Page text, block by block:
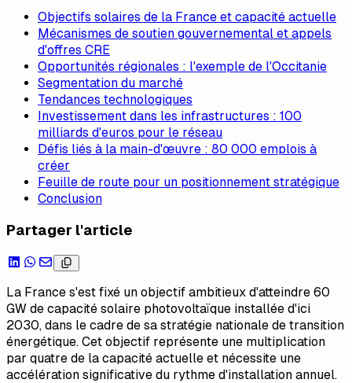
Objectifs solaires de la France et capacité actuelle
Mécanismes de soutien gouvernemental et appels
d'offres CRE
Opportunités régionales : l'exemple de l'Occitanie
Segmentation du marché
Tendances technologiques
Investissement dans les infrastructures : 100
milliards d'euros pour le réseau
Défis liés à la main-d'œuvre : 80 000 emplois à
créer
Feuille de route pour un positionnement stratégique
Conclusion
Partager l'article
La France s'est fixé un objectif ambitieux d'atteindre 60
GW de capacité solaire photovoltaïque installée d'ici
2030, dans le cadre de sa stratégie nationale de transition
énergétique. Cet objectif représente une multiplication
par quatre de la capacité actuelle et nécessite une
accélération significative du rythme d'installation annuel.